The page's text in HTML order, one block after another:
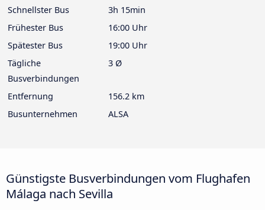
Schnellster Bus
3h 15min
Frühester Bus
16:00 Uhr
Spätester Bus
19:00 Uhr
Tägliche
Busverbindungen
3 Ø
Entfernung
156.2 km
Busunternehmen
ALSA
Günstigste Busverbindungen vom Flughafen
Málaga nach Sevilla